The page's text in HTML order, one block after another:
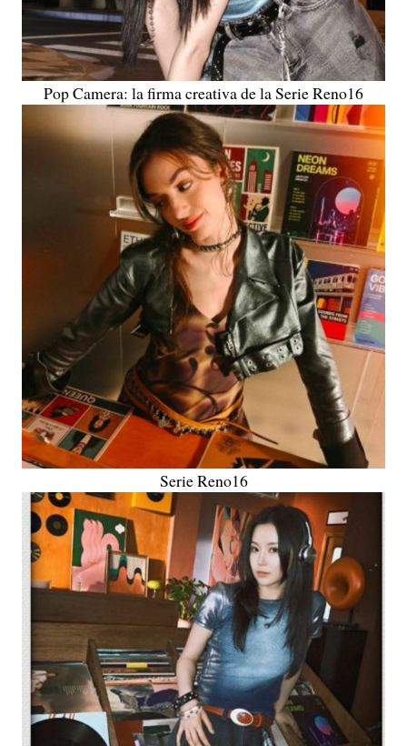
Pop Camera: la firma creativa de la Serie Reno16
Serie Reno16